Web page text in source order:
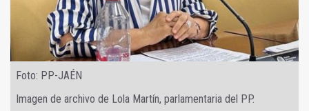
Foto: PP-JAÉN
Imagen de archivo de Lola Martín, parlamentaria del PP.